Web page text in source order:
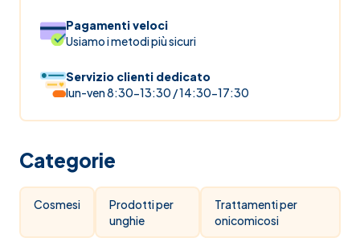
Pagamenti veloci
Usiamo i metodi più sicuri
Servizio clienti dedicato
lun-ven 8:30-13:30 / 14:30-17:30
Categorie
Cosmesi
Prodotti per
unghie
Trattamenti per
onicomicosi